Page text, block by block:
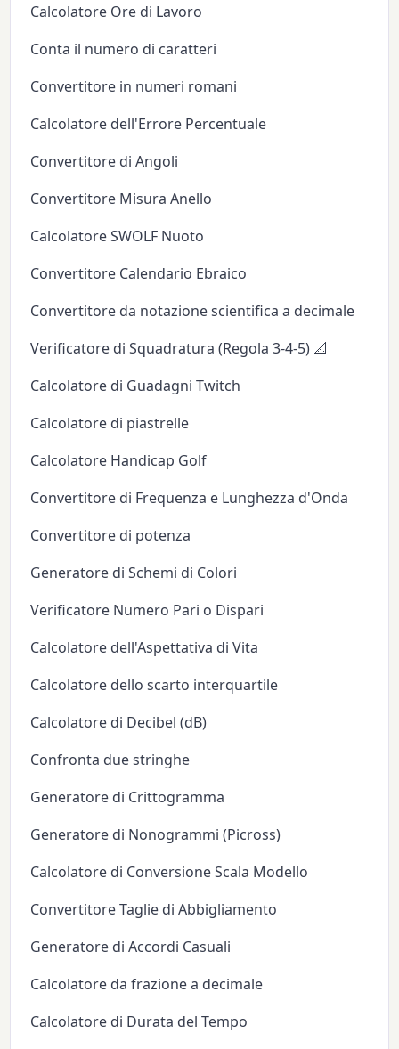
Calcolatore Ore di Lavoro
Conta il numero di caratteri
Convertitore in numeri romani
Calcolatore dell'Errore Percentuale
Convertitore di Angoli
Convertitore Misura Anello
Calcolatore SWOLF Nuoto
Convertitore Calendario Ebraico
Convertitore da notazione scientifica a decimale
Verificatore di Squadratura (Regola 3-4-5) 📐
Calcolatore di Guadagni Twitch
Calcolatore di piastrelle
Calcolatore Handicap Golf
Convertitore di Frequenza e Lunghezza d'Onda
Convertitore di potenza
Generatore di Schemi di Colori
Verificatore Numero Pari o Dispari
Calcolatore dell'Aspettativa di Vita
Calcolatore dello scarto interquartile
Calcolatore di Decibel (dB)
Confronta due stringhe
Generatore di Crittogramma
Generatore di Nonogrammi (Picross)
Calcolatore di Conversione Scala Modello
Convertitore Taglie di Abbigliamento
Generatore di Accordi Casuali
Calcolatore da frazione a decimale
Calcolatore di Durata del Tempo